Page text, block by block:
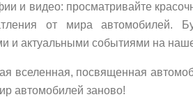
и видео: просматривайте
от мира автомобилей.
и актуальными событиями на
вселенная, посвященная
автомобилей заново!